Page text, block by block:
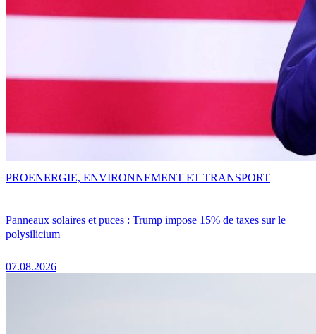
Panneaux solaires et puces : Trump impose 15% de taxes sur le
polysilicium
07.08.2026
PROENERGIE, ENVIRONNEMENT ET TRANSPORT